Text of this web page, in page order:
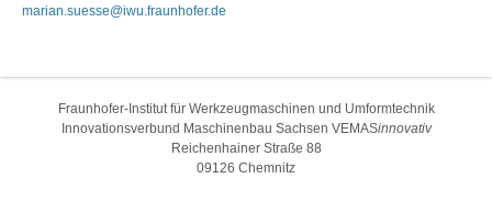
marian.suesse@iwu.fraunhofer.de
Fraunhofer-Institut für Werkzeugmaschinen und Umformtechnik
Innovationsverbund Maschinenbau Sachsen VEMASinnovativ
Reichenhainer Straße 88
09126 Chemnitz